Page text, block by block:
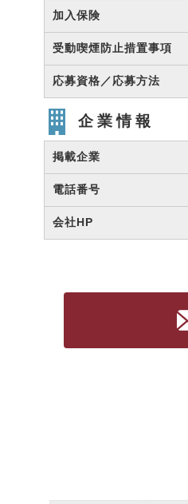
加入保険
受動喫煙防止措置事項
応募資格／応募方法
企業情報
掲載企業
電話番号
会社HP